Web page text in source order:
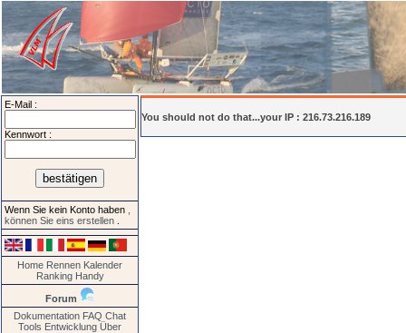
E-Mail :
Kennwort :
Wenn Sie kein Konto haben
können Sie eins erstellen
Home Rennen Kalender
Ranking Handy
Forum
Dokumentation FAQ Chat
Tools Entwicklung Über
You should not do that...your IP : 216.73.216.189